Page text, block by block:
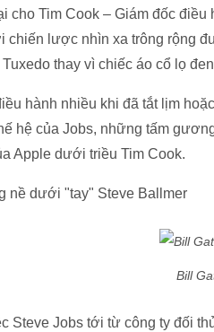
cho Tim Cook – Giám đốc
chiến lược nhìn xa trông rộng
thay vì chiếc áo cổ lọ
hành nhiều khi đã tắt lịm
hệ của Jobs, những tấm
Apple dưới triều Tim Cook.
nề dưới "tay" Steve Ballmer
Bill
Steve Jobs tới từ công ty đối